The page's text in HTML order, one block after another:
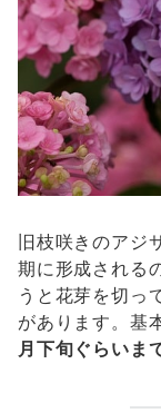
旧枝咲きのアジ
期に形成される
うと花芽を切っ
があります。基
月下旬ぐらいま